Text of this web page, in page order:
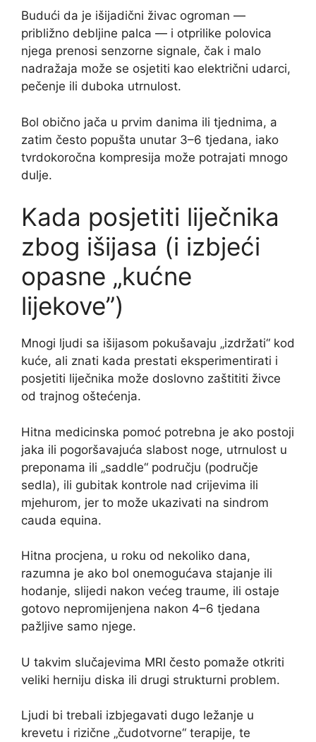
Budući da je išijadični živac ogroman —
približno debljine palca — i otprilike polovica
njega prenosi senzorne signale, čak i malo
nadražaja može se osjetiti kao električni udarci,
pečenje ili duboka utrnulost.
Bol obično jača u prvim danima ili tjednima, a
zatim često popušta unutar 3–6 tjedana, iako
tvrdokoročna kompresija može potrajati mnogo
dulje.
Kada posjetiti liječnika
zbog išijasa (i izbjeći
opasne „kućne
lijekove”)
Mnogi ljudi sa išijasom pokušavaju „izdržati“ kod
kuće, ali znati kada prestati eksperimentirati i
posjetiti liječnika može doslovno zaštititi živce
od trajnog oštećenja.
Hitna medicinska pomoć potrebna je ako postoji
jaka ili pogoršavajuća slabost noge, utrnulost u
preponama ili „saddle“ području (područje
sedla), ili gubitak kontrole nad crijevima ili
mjehurom, jer to može ukazivati na sindrom
cauda equina.
Hitna procjena, u roku od nekoliko dana,
razumna je ako bol onemogućava stajanje ili
hodanje, slijedi nakon većeg traume, ili ostaje
gotovo nepromijenjena nakon 4–6 tjedana
pažljive samo njege.
U takvim slučajevima MRI često pomaže otkriti
veliki herniju diska ili drugi strukturni problem.
Ljudi bi trebali izbjegavati dugo ležanje u
krevetu i rizične „čudotvorne“ terapije, te